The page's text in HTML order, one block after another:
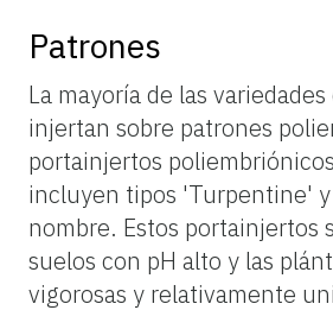
Patrones
La mayoría de las
injertan sobre patrones
portainjertos
incluyen tipos 'Turpentine'
nombre. Estos portainjertos
suelos con pH alto y las
vigorosas y relativamente